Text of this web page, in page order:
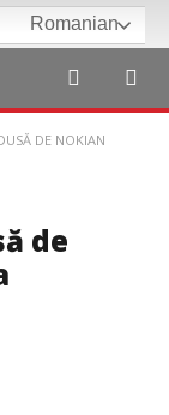
Romanian
DE NOKIAN
de